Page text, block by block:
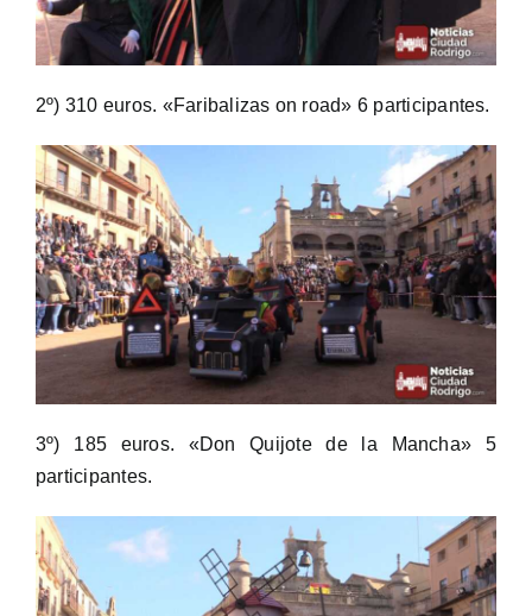
2º) 310 euros. «Faribalizas on road» 6 participantes.
3º) 185 euros. «Don Quijote de la Mancha» 5
participantes.